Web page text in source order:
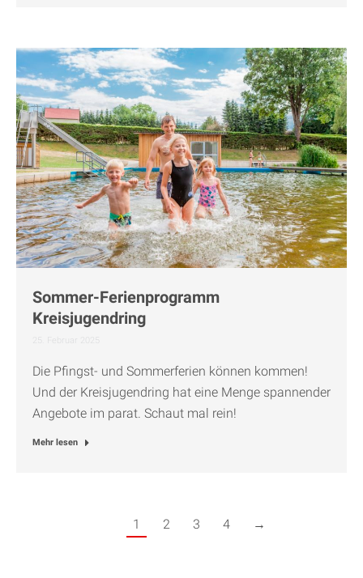
Sommer-Ferienprogramm
Kreisjugendring
25. Februar 2025
Die Pfingst- und Sommerferien können kommen!
Und der Kreisjugendring hat eine Menge spannender
Angebote im parat. Schaut mal rein!
Mehr lesen
1 2 3 4 →